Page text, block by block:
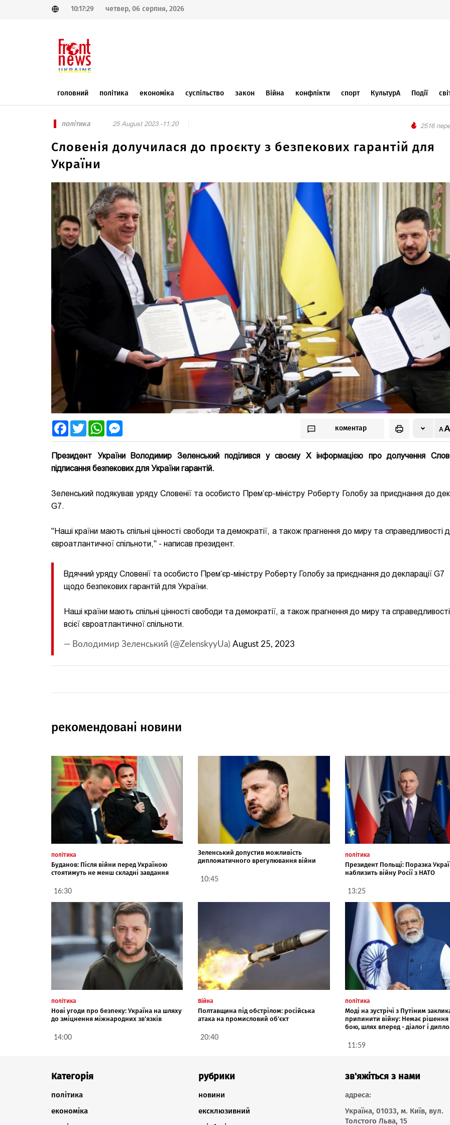
10:17:29 четвер, 06 серпня, 2026
головний політика економіка суспільство закон Війна конфлікти спорт КультурА Події
політика 25 August 2023 -11:20 2516
Словенія долучилася до проєкту з безпекових гарантій для
України
FacebookTwitter WhatsApp коментар
Президент України Володимир Зеленський поділився у своєму Х інформацією про долучення
підписання безпекових для України гарантій.
Зеленський подякував уряду Словенії та особисто Прем’єр-міністру Роберту Голобу за приєднання до
G7.
"Наші країни мають спільні цінності свободи та демократії, а також прагнення до миру та справедливості
євроатлантичної спільноти," - написав президент.
Вдячний уряду Словенії та особисто Прем’єр-міністру Роберту Голобу за приєднання до декларації G7
щодо безпекових гарантій для України.
Наші країни мають спільні цінності свободи та демократії, а також прагнення до миру та
всієї євроатлантичної спільноти.
— Володимир Зеленський (@ZelenskyyUa) August 25, 2023
рекомендовані новини
політика
Буданов: Після війни перед Україною
стоятимуть не менш складні завдання
16:30
Зеленський допустив можливість
дипломатичного врегулювання війни
10:45
політика
Президент Польщі: Поразка
наблизить війну Росії з НАТО
13:25
політика
Нові угоди про безпеку: Україна на шляху
до зміцнення міжнародних зв'язків
14:00
Війна
Полтавщина під обстрілом: російська
атака на промисловий об'єкт
20:40
політика
Моді на зустрічі з Путіним
припинити війну: Немає рішення
бою, шлях вперед - діалог і
11:59
Категорія
політика
економіка
рубрики
новини
ексклюзивний
зв'яжіться з нами
адреса:
Україна, 01033, м. Київ, вул.
Толстого Льва, 15